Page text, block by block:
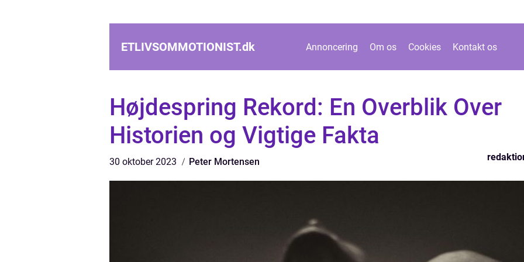
ETLIVSOMMOTIONIST.dk Annoncering Om os Cookies Kontakt os
Højdespring Rekord: En Overblik Over
Historien og Vigtige Fakta
30 oktober 2023 Peter Mortensen